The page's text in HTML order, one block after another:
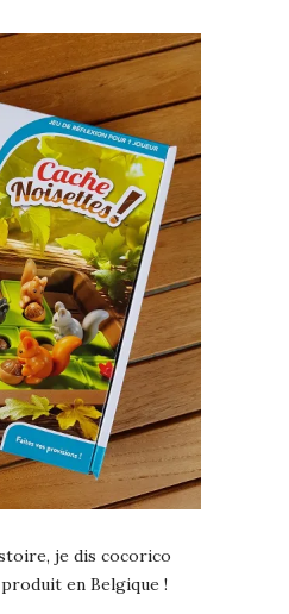
je dis cocorico
en Belgique !